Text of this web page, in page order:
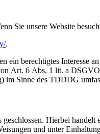
unsere Website
.
berechtigtes Interesse an
Art. 6 Abs. 1 lit. a
im Sinne des TDDDG
Hierbei handelt
und unter